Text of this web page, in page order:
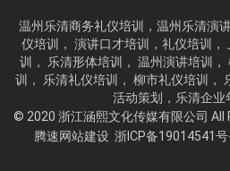
温州乐清商务礼仪培训，温州 乐清演
仪培训， 演讲口才培训，礼仪培训，
训， 乐清形体培训， 温州演讲培训
训， 乐清礼仪培训， 柳市礼仪培训，
活动策划， 乐清企业
© 2020 浙江涵熙文化传媒有限公司 All
腾速网站建设 浙ICP备19014541